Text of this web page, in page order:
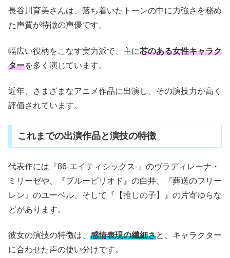
長谷川育美さんは、落ち着いたトーンの中に力強さを秘め
た声質が特徴の声優です。
幅広い役柄をこなす実力派で、主に芯のある女性キャラク
ターを多く演じています。
近年、さまざまなアニメ作品に出演し、その演技力が高く
評価されています。
これまでの出演作品と演技の特徴
代表作には『86-エイティシックス-』のヴラディレーナ・
ミリーゼや、『ブルーピリオド』の白井、『葬送のフリー
レン』のユーベル、そして『【推しの子】』の片寄ゆらな
どがあります。
彼女の演技の特徴は、 感情表現の繊細さと、キャラクター
に合わせた声の使い分けです。